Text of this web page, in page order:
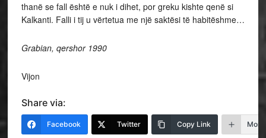
thanë se fall është e nuk i dihet, por greku kishte qenë si
Kalkanti. Falli i tij u vërtetua me një saktësi të habitëshme…
Grabian, qershor 1990
Vijon
Share via:
Facebook Twitter Copy Link More